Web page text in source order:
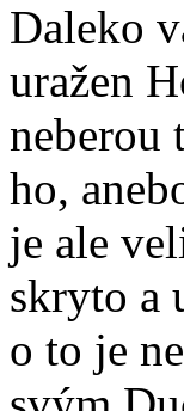
Daleko
uražen
neberou
ho,
je ale
skryto a
o to je